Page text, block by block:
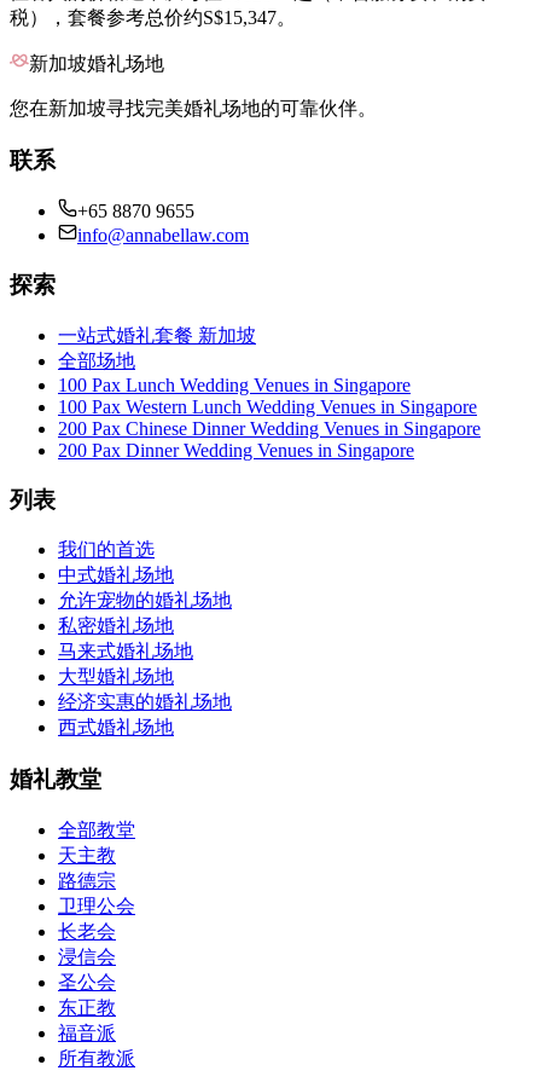
税），套餐参考总价约S$15,347。
新加坡婚礼场地
您在新加坡寻找完美婚礼场地的可靠伙伴。
联系
+65 8870 9655
info@annabellaw.com
探索
一站式婚礼套餐 新加坡
全部场地
100 Pax Lunch Wedding Venues in Singapore
100 Pax Western Lunch Wedding Venues in Singapore
200 Pax Chinese Dinner Wedding Venues in Singapore
200 Pax Dinner Wedding Venues in Singapore
列表
我们的首选
中式婚礼场地
允许宠物的婚礼场地
私密婚礼场地
马来式婚礼场地
大型婚礼场地
经济实惠的婚礼场地
西式婚礼场地
婚礼教堂
全部教堂
天主教
路德宗
卫理公会
长老会
浸信会
圣公会
东正教
福音派
所有教派